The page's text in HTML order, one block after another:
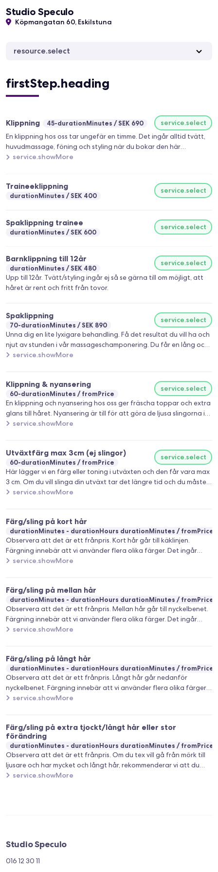
Studio Speculo
Köpmangatan 60, Eskilstuna
resource.select
firstStep.heading
Klippning 45-durationMinutes SEK 690
service.select
En klippning hos oss tar ungefär en timme. Det ingår alltid tvätt,
huvudmassage, föning och styling när du bokar den här
behandlingen.
service.showMore
Traineeklippning
durationMinutes SEK 400
service.select
Spaklippning trainee
durationMinutes SEK 600
service.select
Barnklippning till 12år
durationMinutes SEK 480
service.select
Upp till 12år. Tvätt/styling ingår ej så se gärna till om möjligt, att
håret är rent och fritt från tovor.
Spaklippning
70-durationMinutes SEK 890
service.select
Unna dig en lite lyxigare behandling. Få det resultat du vill ha och
njut av stunden i vår massageschamponering. Du får en lång och
avslappnande hårbottensmassage och en kur anpassad för vad
service.showMore
Klippning & nyansering
60-durationMinutes fromPrice
service.select
En klippning och nyansering hos oss ger fräscha toppar och extra
glans till håret. Nyansering är till för att göra de ljusa slingorna i
håret lite svalar eller varmare. Det ingår alltid tvätt,
service.showMore
Utväxtfärg max 3cm (ej slingor)
60-durationMinutes fromPrice
service.select
Här lägger vi en färg eller toning i utväxten och den får vara max
3 cm. Om du vill slinga din utväxt tar det längre tid och du måste
istället välja behandlingen Färg/sling. Utöver det ingår tvätt,
service.showMore
Färg/sling på kort hår
durationMinutes - durationHours durationMinutes fromPrice
Observera att det är ett frånpris. Kort hår går till käklinjen.
Färgning innebär att vi använder flera olika färger. Det ingår
tvätt, huvudmassage, föning och styling när du bokar den här
service.showMore
Färg/sling på mellan hår
durationMinutes - durationHours durationMinutes fromPrice
Observera att det är ett frånpris. Mellan hår går till nyckelbenet.
Färgning innebär att vi använder flera olika färger. Det ingår
tvätt, huvudmassage, föning och styling när du bokar den här
service.showMore
Färg/sling på långt hår
durationMinutes - durationHours durationMinutes fromPrice
Observera att det är ett frånpris. Långt hår går nedanför
nyckelbenet. Färgning innebär att vi använder flera olika färger.
Det ingår tvätt, huvudmassage, föning och styling när du bokar
service.showMore
Färg/sling på extra tjockt/långt hår eller stor
förändring
durationMinutes - durationHours durationMinutes fromPrice
Observera att det är ett frånpris. Om du tex vill gå från mörk till
ljusare och har mycket och långt hår, rekommenderar vi att du
bokar detta. Ofta tillkommer det en nyansering som kostar från
service.showMore
Studio Speculo
016 12 30 11